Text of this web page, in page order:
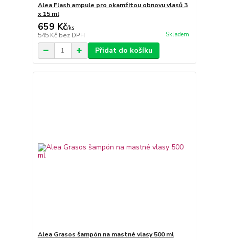
Alea Flash ampule pro okamžitou obnovu vlasů 3
x 15 ml
659 Kč/ks
545 Kč bez DPH Skladem
Přidat do košíku
Alea Grasos šampón na mastné vlasy 500 ml